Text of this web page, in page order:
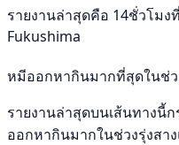
รายงานล่าสุดคือ 14ชั่วโมง
Fukushima
หมีออกหากินมากที่สุดในช่ว
รายงานล่าสุดบนเส้นทางนี้
ออกหากินมากในช่วงรุ่งสา